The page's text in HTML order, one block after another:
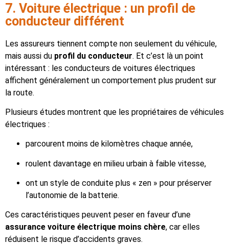
7. Voiture électrique : un profil de
conducteur différent
Les assureurs tiennent compte non seulement du véhicule,
mais aussi du profil du conducteur. Et c’est là un point
intéressant : les conducteurs de voitures électriques
affichent généralement un comportement plus prudent sur
la route.
Plusieurs études montrent que les propriétaires de véhicules
électriques :
parcourent moins de kilomètres chaque année,
roulent davantage en milieu urbain à faible vitesse,
ont un style de conduite plus « zen » pour préserver
l’autonomie de la batterie.
Ces caractéristiques peuvent peser en faveur d’une
assurance voiture électrique moins chère, car elles
réduisent le risque d’accidents graves.